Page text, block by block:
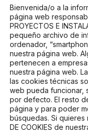
Contacto
Gran Vía Marqués
684 064 282
Bienvenida/o a la
página web
PROYECTOS E
pequeño archivo de
ordenador,
nuestra página web.
pertenecen a
nuestra página web.
las cookies técnicas
web pueda funcionar,
por defecto. El resto
página y para poder
búsquedas. Si quieres
DE COOKIES de